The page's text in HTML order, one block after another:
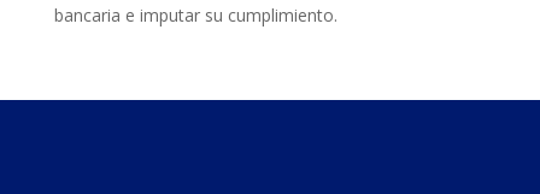
bancaria e imputar su cumplimiento.